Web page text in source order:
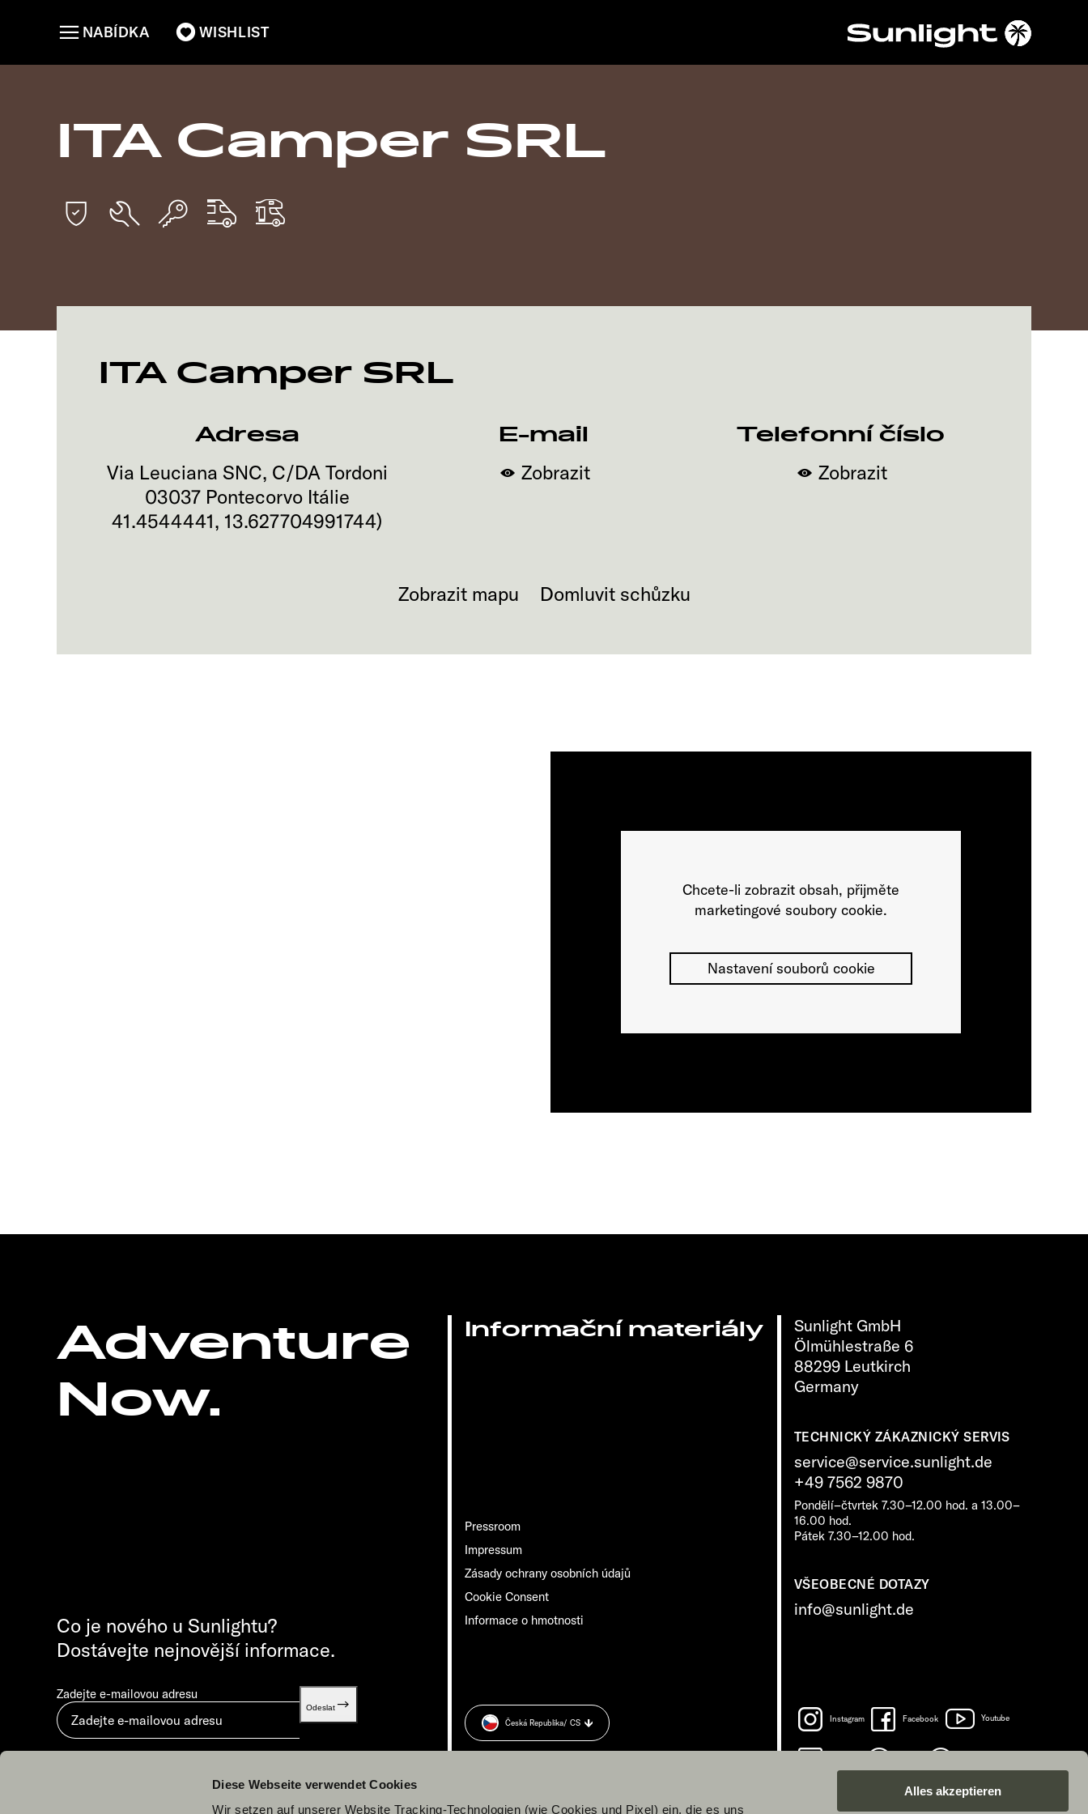
Diese Webseite verwendet Cookies
Wir setzen auf unserer Website Tracking-Technologien (wie Cookies und Pixel) ein, die es uns
Alles akzeptieren
WISHLIST
NABÍDKA
ITA Camper SRL
ITA Camper SRL
Adresa
Via Leuciana SNC, C/DA Tordoni
03037 Pontecorvo Itálie
41.4544441, 13.627704991744)
E-mail
Zobrazit
Telefonní číslo
Zobrazit
Zobrazit mapu Domluvit schůzku
Chcete-li zobrazit obsah, přijměte
marketingové soubory cookie.
Nastavení souborů cookie
Adventure
Now.
Sunlight GmbH
Ölmühlestraße 6
88299 Leutkirch
Germany
TECHNICKÝ ZÁKAZNICKÝ SERVIS
service@service.sunlight.de
+49 7562 9870
Pondělí–čtvrtek 7.30–12.00 hod. a 13.00–
16.00 hod.
Pátek 7.30–12.00 hod.
VŠEOBECNÉ DOTAZY
info@sunlight.de
Informační materiály
Pressroom
Impressum
Zásady ochrany osobních údajů
Cookie Consent
Informace o hmotnosti
Co je nového u Sunlightu?
Dostávejte nejnovější informace.
Zadejte e-mailovou adresu
Odeslat
Odesláním vyjadřujete souhlas s dokumentem „
Instagram Facebook Youtube
Česká Republika/ CS